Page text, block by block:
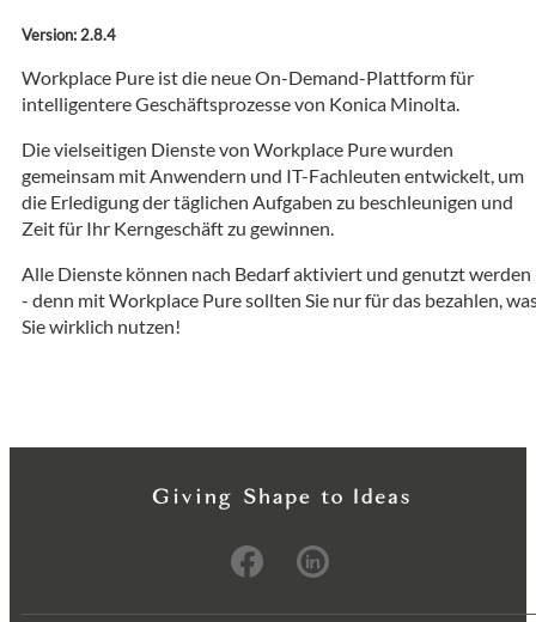
Version: 2.8.4
Workplace Pure ist die neue On-Demand-Plattform für
intelligentere Geschäftsprozesse von Konica Minolta.
Die vielseitigen Dienste von Workplace Pure wurden
gemeinsam mit Anwendern und IT-Fachleuten entwickelt, um
die Erledigung der täglichen Aufgaben zu beschleunigen und
Zeit für Ihr Kerngeschäft zu gewinnen.
Alle Dienste können nach Bedarf aktiviert und genutzt werden
- denn mit Workplace Pure sollten Sie nur für das bezahlen,
Sie wirklich nutzen!